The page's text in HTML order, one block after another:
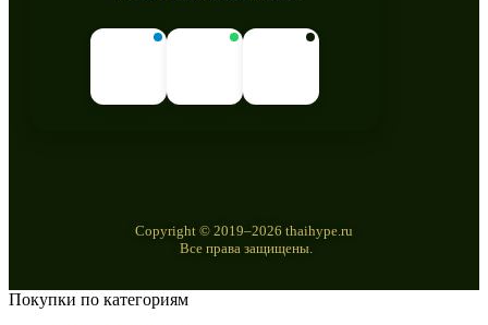
Copyright © 2019–2026 thaihype.ru
Все права защищены.
Покупки по категориям